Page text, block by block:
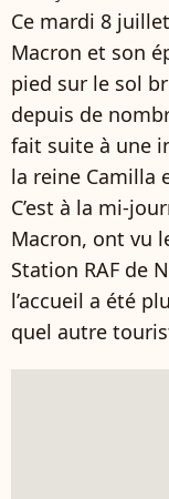
Ce mardi 8
Macron et son
pied sur le sol
depuis de
fait suite à une
la reine Camilla
C’est à la mi-
Macron, ont vu
Station RAF de
l’accueil a été
quel autre